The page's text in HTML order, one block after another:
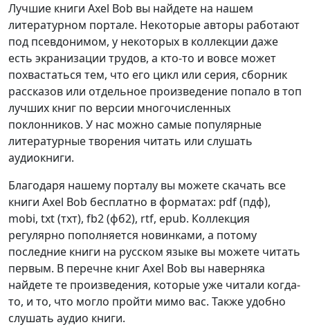
Лучшие книги Axel Bob вы найдете на нашем
литературном портале. Некоторые авторы работают
под псевдонимом, у некоторых в коллекции даже
есть экранизации трудов, а кто-то и вовсе может
похвастаться тем, что его цикл или серия, сборник
рассказов или отдельное произведение попало в топ
лучших книг по версии многочисленных
поклонников. У нас можно самые популярные
литературные творения читать или слушать
аудиокниги.
Благодаря нашему порталу вы можете скачать все
книги Axel Bob бесплатно в форматах: pdf (пдф),
mobi, txt (тхт), fb2 (фб2), rtf, epub. Коллекция
регулярно пополняется новинками, а потому
последние книги на русском языке вы можете читать
первым. В перечне книг Axel Bob вы наверняка
найдете те произведения, которые уже читали когда-
то, и то, что могло пройти мимо вас. Также удобно
слушать аудио книги.